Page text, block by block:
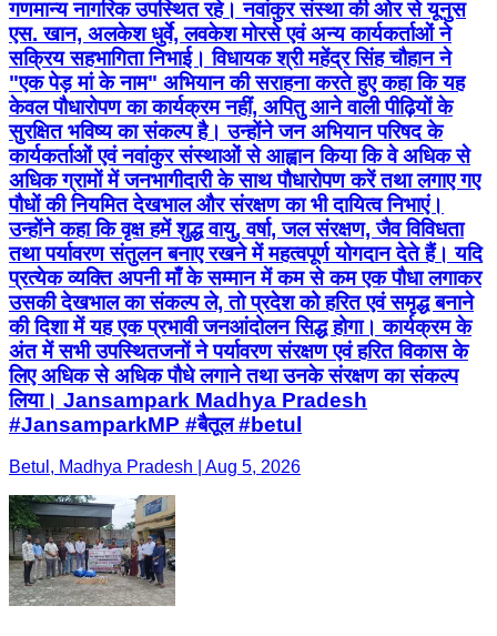
गणमान्य नागरिक उपस्थित रहे। नवांकुर संस्था की ओर से यूनुस
एस. खान, अलकेश धुर्वे, लवकेश मोरसे एवं अन्य कार्यकर्ताओं ने
सक्रिय सहभागिता निभाई। विधायक श्री महेंद्र सिंह चौहान ने
"एक पेड़ मां के नाम" अभियान की सराहना करते हुए कहा कि यह
केवल पौधारोपण का कार्यक्रम नहीं, अपितु आने वाली पीढ़ियों के
सुरक्षित भविष्य का संकल्प है। उन्होंने जन अभियान परिषद के
कार्यकर्ताओं एवं नवांकुर संस्थाओं से आह्वान किया कि वे अधिक से
अधिक ग्रामों में जनभागीदारी के साथ पौधारोपण करें तथा लगाए गए
पौधों की नियमित देखभाल और संरक्षण का भी दायित्व निभाएं।
उन्होंने कहा कि वृक्ष हमें शुद्ध वायु, वर्षा, जल संरक्षण, जैव विविधता
तथा पर्यावरण संतुलन बनाए रखने में महत्वपूर्ण योगदान देते हैं। यदि
प्रत्येक व्यक्ति अपनी माँ के सम्मान में कम से कम एक पौधा लगाकर
उसकी देखभाल का संकल्प ले, तो प्रदेश को हरित एवं समृद्ध बनाने
की दिशा में यह एक प्रभावी जनआंदोलन सिद्ध होगा। कार्यक्रम के
अंत में सभी उपस्थितजनों ने पर्यावरण संरक्षण एवं हरित विकास के
लिए अधिक से अधिक पौधे लगाने तथा उनके संरक्षण का संकल्प
लिया। Jansampark Madhya Pradesh
#JansamparkMP #बैतूल #betul
Betul, Madhya Pradesh | Aug 5, 2026